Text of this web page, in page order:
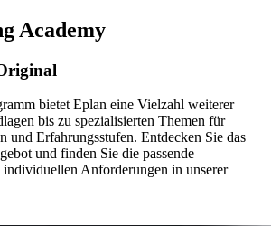
Academy
bietet Eplan eine Vielzahl weiterer
bis zu spezialisierten Themen für
und Erfahrungsstufen. Entdecken Sie das
und finden Sie die passende
Anforderungen in unserer